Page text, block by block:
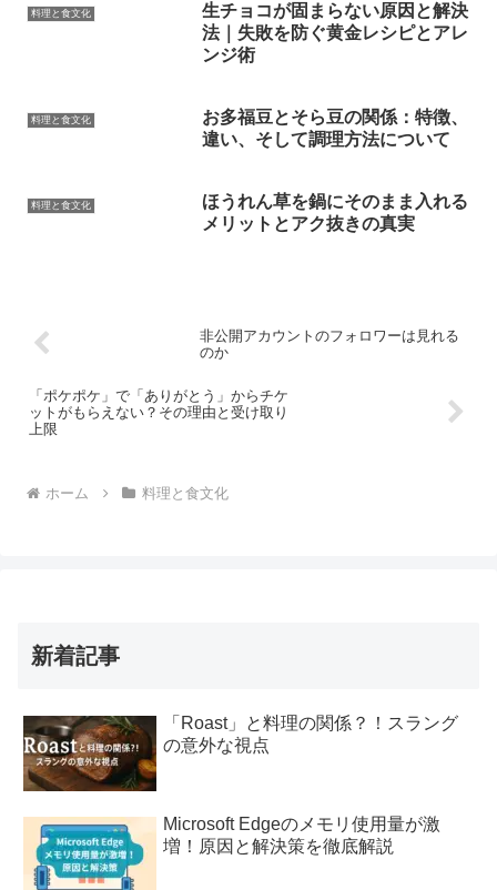
料理と食文化
生チョコが固まらない原因と解決
法｜失敗を防ぐ黄金レシピとアレ
ンジ術
料理と食文化
お多福豆とそら豆の関係：特徴、
違い、そして調理方法について
料理と食文化
ほうれん草を鍋にそのまま入れる
メリットとアク抜きの真実
非公開アカウントのフォロワーは見れる
のか
「ポケポケ」で「ありがとう」からチケ
ットがもらえない？その理由と受け取り
上限
ホーム 料理と食文化
新着記事
「Roast」と料理の関係？！スラング
の意外な視点
Microsoft Edgeのメモリ使用量が激
増！原因と解決策を徹底解説